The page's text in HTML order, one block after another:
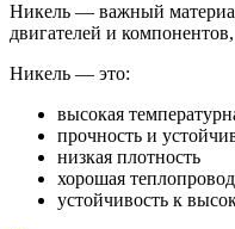
Никель — важный
двигателей и
Никель — это:
высокая
прочность и
низкая плотность
хорошая
устойчивость к